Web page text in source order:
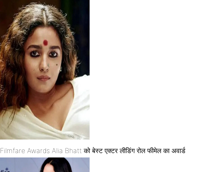
Filmfare Awards Alia Bhatt को बेस्ट एक्टर लीडिंग रोल फीमेल का अवार्ड